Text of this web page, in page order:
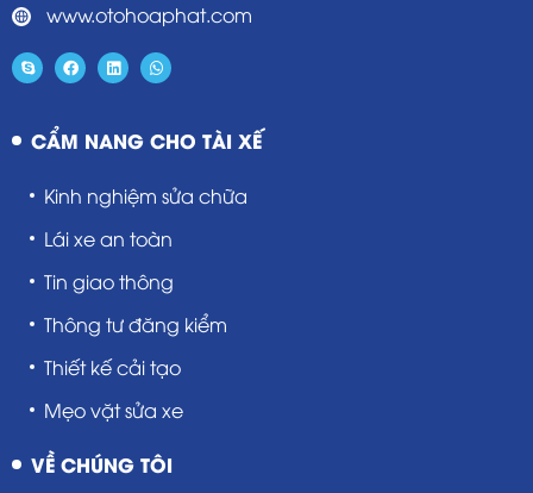
www.otohoaphat.com
CẨM NANG CHO TÀI XẾ
Kinh nghiệm sửa chữa
Lái xe an toàn
Tin giao thông
Thông tư đăng kiểm
Thiết kế cải tạo
Mẹo vặt sửa xe
VỀ CHÚNG TÔI